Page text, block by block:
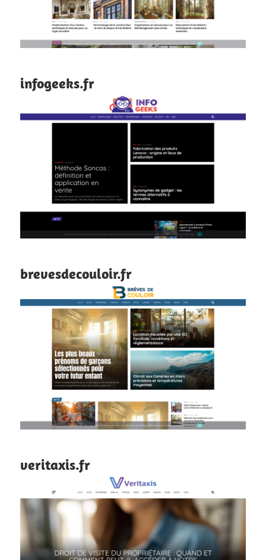
infogeeks.fr
brevesdecouloir.fr
veritaxis.fr